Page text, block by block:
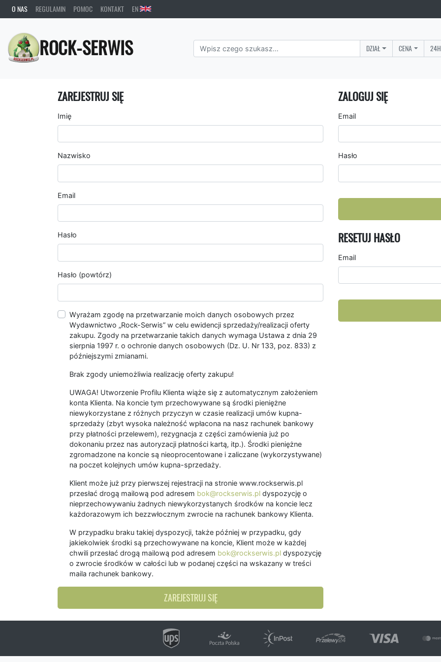
O NAS REGULAMIN POMOC KONTAKT EN
ROCK-SERWIS DZIAŁ CENA
ZAREJESTRUJ SIĘ
Imię
Nazwisko
Email
Hasło
Hasło (powtórz)
Wyrażam zgodę na przetwarzanie moich danych osobowych przez
Wydawnictwo „Rock-Serwis” w celu ewidencji sprzedaży/realizacji oferty
zakupu. Zgody na przetwarzanie takich danych wymaga Ustawa z dnia 29
sierpnia 1997 r. o ochronie danych osobowych (Dz. U. Nr 133, poz. 833) z
późniejszymi zmianami.
Brak zgody uniemożliwia realizację oferty zakupu!
UWAGA! Utworzenie Profilu Klienta wiąże się z automatycznym założeniem
konta Klienta. Na koncie tym przechowywane są środki pieniężne
niewykorzystane z różnych przyczyn w czasie realizacji umów kupna-
sprzedaży (zbyt wysoka należność wpłacona na nasz rachunek bankowy
przy płatności przelewem), rezygnacja z części zamówienia już po
dokonaniu przez nas autoryzacji płatności kartą, itp.). Środki pieniężne
zgromadzone na koncie są nieoprocentowane i zaliczane (wykorzystywane)
na poczet kolejnych umów kupna-sprzedaży.
Klient może już przy pierwszej rejestracji na stronie www.rockserwis.pl
przesłać drogą mailową pod adresem bok@rockserwis.pl dyspozycję o
nieprzechowywaniu żadnych niewykorzystanych środków na koncie lecz
każdorazowym ich bezzwłocznym zwrocie na rachunek bankowy Klienta.
W przypadku braku takiej dyspozycji, także później w przypadku, gdy
jakiekolwiek środki są przechowywane na koncie, Klient może w każdej
chwili przesłać drogą mailową pod adresem bok@rockserwis.pl dyspozycję
o zwrocie środków w całości lub w podanej części na wskazany w treści
maila rachunek bankowy.
ZAREJESTRUJ SIĘ
ZALOGUJ SIĘ
Email
Hasło
RESETUJ HASŁO
Email